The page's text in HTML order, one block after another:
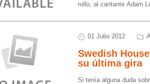
rollo, al cantante Adam
01 Julio 2012
Swedish
su última gira
Si tenía alguna duda